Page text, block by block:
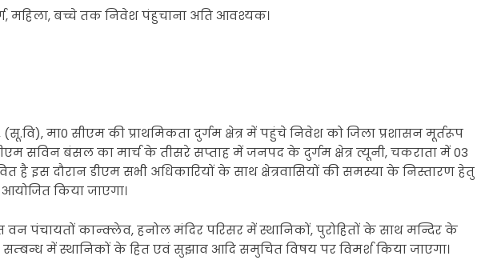
महिला, बच्चे तक निवेश पंहुचाना अति आवश्यक।
(सू.वि), मा0 सीएम की प्राथमिकता दुर्गम क्षेत्र में पहुंचे निवेश को जिला प्रशासन मूर्तरूप
सविन बंसल का मार्च के तीसरे सप्ताह में जनपद के दुर्गम क्षेत्र त्यूनी, चकराता में 03
है इस दौरान डीएम सभी अधिकारियों के साथ क्षेत्रवासियों की समस्या के निस्तारण हेतु
किया जाएगा।
पंचायतों कान्क्लेव, हनोल मंदिर परिसर में स्थानिकों, पुरोहितों के साथ मन्दिर के
में स्थानिकों के हित एवं सुझाव आदि समुचित विषय पर विमर्श किया जाएगा।